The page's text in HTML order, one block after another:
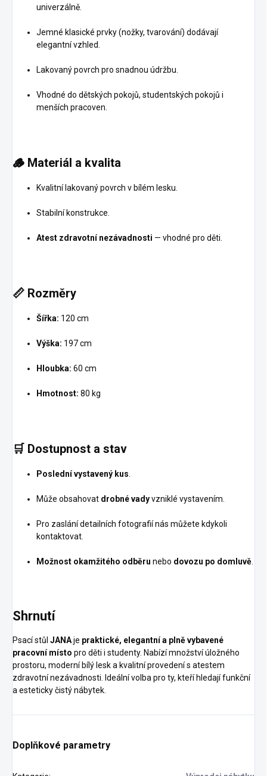
univerzálně.
Jemné klasické prvky (nožky, tvarování) dodávají
elegantní vzhled.
Lakovaný povrch pro snadnou údržbu.
Vhodné do dětských pokojů, studentských pokojů i
menších pracoven.
🪵 Materiál a kvalita
Kvalitní lakovaný povrch v bílém lesku.
Stabilní konstrukce.
Atest zdravotní nezávadnosti — vhodné pro děti.
📏 Rozměry
Šířka: 120 cm
Výška: 197 cm
Hloubka: 60 cm
Hmotnost: 80 kg
🛒 Dostupnost a stav
Poslední vystavený kus
Může obsahovat drobné vadyvzniklé vystavením.
Pro zaslání detailních fotografií nás můžete kdykoli
kontaktovat.
Možnost okamžitého odběru nebo dovozu po domluvě
Shrnutí
Psací stůl JANAje praktické, elegantní a plně vybavené
pracovní místo pro děti i studenty. Nabízí množství úložného
prostoru, moderní bílý lesk a kvalitní provedení s atestem
zdravotní nezávadnosti. Ideální volba pro ty, kteří hledají funkční
a esteticky čistý nábytek.
Doplňkové parametry